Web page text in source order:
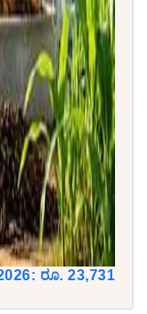
ರೂ. 23,731